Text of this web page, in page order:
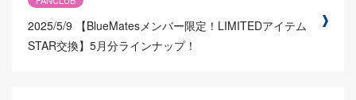
2025/5/9
【BlueMatesメンバー限定！LIMITEDアイテム
STAR交換】5月分ラインナップ！